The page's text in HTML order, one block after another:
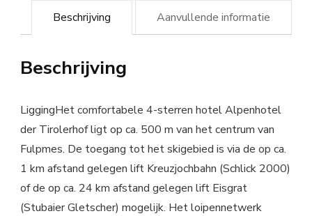
Beschrijving Aanvullende informatie
Beschrijving
LiggingHet comfortabele 4-sterren hotel Alpenhotel
der Tirolerhof ligt op ca. 500 m van het centrum van
Fulpmes. De toegang tot het skigebied is via de op ca.
1 km afstand gelegen lift Kreuzjochbahn (Schlick 2000)
of de op ca. 24 km afstand gelegen lift Eisgrat
(Stubaier Gletscher) mogelijk. Het loipennetwerk